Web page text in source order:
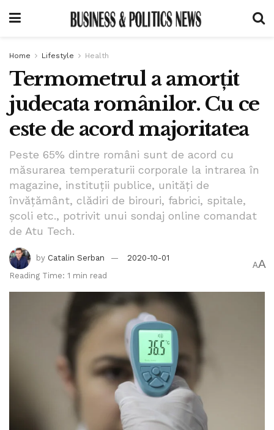
Home Lifestyle Health
Termometrul a amorțit
judecata românilor. Cu ce
este de acord majoritatea
Peste 65% dintre români sunt de acord cu
măsurarea temperaturii corporale la intrarea în
magazine, instituții publice, unități de
învățământ, clădiri de birouri, fabrici, spitale,
școli etc., potrivit unui sondaj online comandat
de Atu Tech.
by Catalin Serban
2020-10-01
Reading Time: 1 min read
AA